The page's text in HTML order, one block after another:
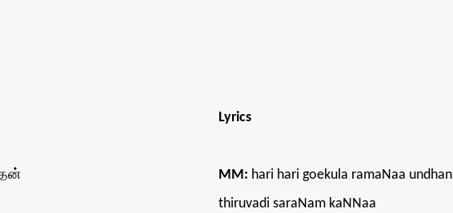
Lyrics
MM: hari hari goekula ramaNaa undhan
thiruvadi saraNam kaNNaa